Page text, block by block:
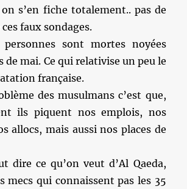
s’en fiche totalement.. pas de
faux sondages.
sont mortes noyées
de mai. Ce qui relativise un peu le
française.
des musulmans c’est que,
ils piquent nos emplois, nos
allocs, mais aussi nos places de
dire ce qu’on veut d’Al Qaeda,
mecs qui connaissent pas les 35